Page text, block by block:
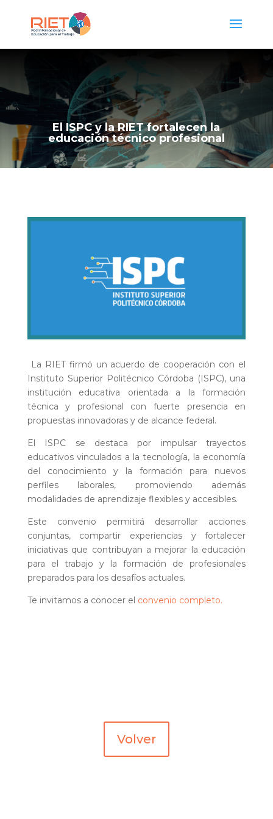
El ISPC y la RIET fortalecen la
educación técnico profesional
La RIET firmó un acuerdo de cooperación con el
Instituto Superior Politécnico Córdoba (ISPC), una
institución educativa orientada a la formación
técnica y profesional con fuerte presencia en
propuestas innovadoras y de alcance federal.
El ISPC se destaca por impulsar trayectos
educativos vinculados a la tecnología, la economía
del conocimiento y la formación para nuevos
perfiles laborales, promoviendo además
modalidades de aprendizaje flexibles y accesibles.
Este convenio permitirá desarrollar acciones
conjuntas, compartir experiencias y fortalecer
iniciativas que contribuyan a mejorar la educación
para el trabajo y la formación de profesionales
preparados para los desafíos actuales.
Te invitamos a conocer el convenio completo.
Volver